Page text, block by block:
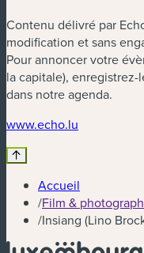
Contenu délivré par
modification et sans
Pour annoncer votre
la capitale),
dans notre agenda.
www.echo.lu
Accueil
/Film &
/Insiang (Lino